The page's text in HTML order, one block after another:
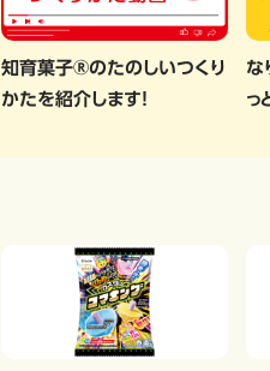
知育菓子®のたのしいつくり
かたを紹介します！
な
っ